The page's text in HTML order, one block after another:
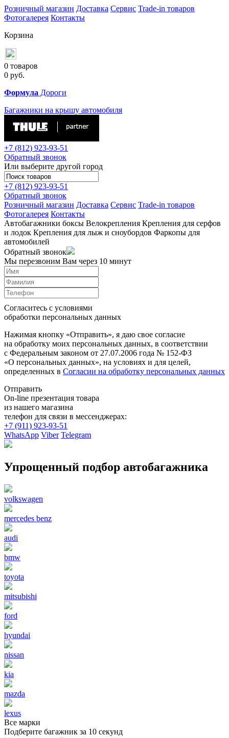
Розничный магазин Доставка Сервис Trade-in товаров
Фотогалерея Контакты
Корзина
0 товаров
0 руб.
Формула Дороги
Багажники на крышу автомобиля
+7 (812) 923-93-51
Обратный звонок
Или выберите другой город
+7 (812) 923-93-51
Обратный звонок
Розничный магазин Доставка Сервис Trade-in товаров
Фотогалерея Контакты
Автобагажники боксы Велокрепления Крепления для серфов
и лодок Крепления для лыж и сноубордов Фаркопы для
автомобилей
Обратный звонок
Мы перезвоним Вам через 10 минут
Согласитесь с условиями
обработки персональных данных
Нажимая кнопку «Отправить», я даю свое согласие
на обработку моих персональных данных, в соответствии
с Федеральным законом от 27.07.2006 года № 152-ФЗ
«О персональных данных», на условиях и для целей,
определенных в Согласии на обработку персональных данных
Отправить
On-line презентация товара
из нашего магазина
телефон для связи в мессенджерах:
+7 (911) 923-93-51
WhatsApp Viber Telegram
Упрощенный подбор автобагажника
volkswagen
mercedes benz
audi
bmw
toyota
mitsubishi
ford
hyundai
nissan
kia
mazda
lexus
Все марки
Подберите багажник за 10 секунд